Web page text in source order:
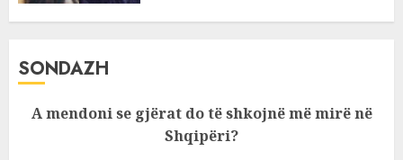
SONDAZH
A mendoni se gjërat do të shkojnë më mirë në
Shqipëri?